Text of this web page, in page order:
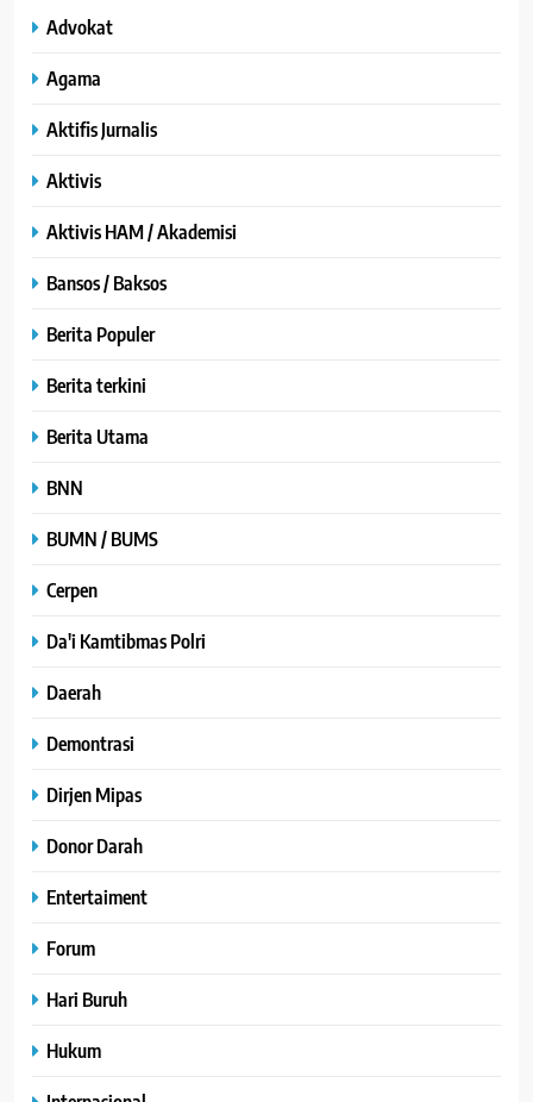
Advokat
Agama
Aktifis Jurnalis
Aktivis
Aktivis HAM / Akademisi
Bansos / Baksos
Berita Populer
Berita terkini
Berita Utama
BNN
BUMN / BUMS
Cerpen
Da'i Kamtibmas Polri
Daerah
Demontrasi
Dirjen Mipas
Donor Darah
Entertaiment
Forum
Hari Buruh
Hukum